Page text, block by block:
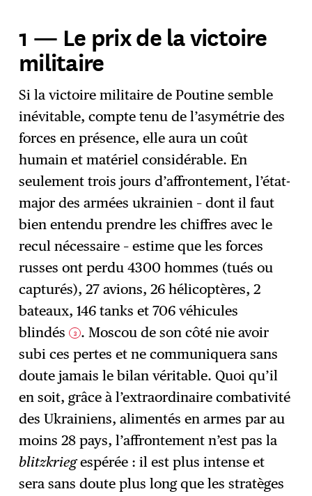
1 — Le prix de la victoire
militaire
Si la victoire militaire de Poutine semble
inévitable, compte tenu de l’asymétrie des
forces en présence, elle aura un coût
humain et matériel considérable. En
seulement trois jours d’affrontement, l’état-
major des armées ukrainien – dont il faut
bien entendu prendre les chiffres avec le
recul nécessaire – estime que les forces
russes ont perdu 4300 hommes (tués ou
capturés), 27 avions, 26 hélicoptères, 2
bateaux, 146 tanks et 706 véhicules
blindés 3 . Moscou de son côté nie avoir
subi ces pertes et ne communiquera sans
doute jamais le bilan véritable. Quoi qu’il
en soit, grâce à l’extraordinaire combativité
des Ukrainiens, alimentés en armes par au
moins 28 pays, l’affrontement n’est pas la
blitzkriegespérée : il est plus intense et
sera sans doute plus long que les stratèges